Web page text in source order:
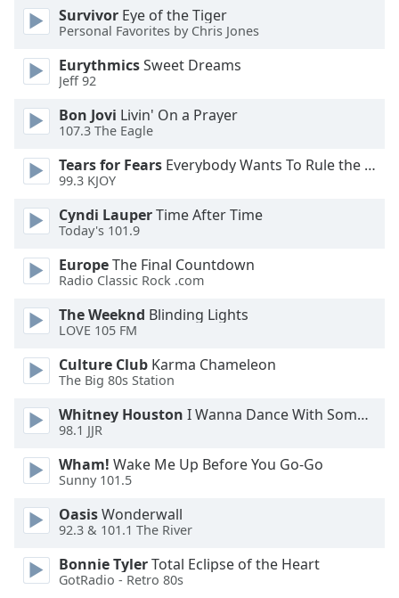
modal
window.
Beginning
dialog
window.
cancel
and
close
window.
Text
Color
Opacity
Text
Color
Opacity
Caption
Survivor Eye of the Tiger
Personal Favorites by Chris Jones
EurythmicsSweet Dreams
Jeff 92
Bon Jovi Livin' On a Prayer
107.3 The Eagle
Tears for Fears Everybody Wants To Rule the World
99.3 KJOY
Cyndi LauperTime After Time
Today's 101.9
EuropeThe Final Countdown
Radio Classic Rock .com
The Weeknd Blinding Lights
LOVE 105 FM
Culture Club Karma Chameleon
The Big 80s Station
Whitney Houston I Wanna Dance With Somebody
98.1 JJR
Wham! Wake Me Up Before You Go-Go
Sunny 101.5
OasisWonderwall
92.3 & 101.1 The River
Bonnie TylerTotal Eclipse of the Heart
GotRadio - Retro 80s